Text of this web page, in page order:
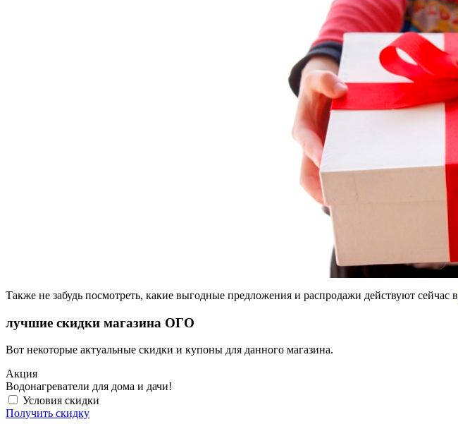
Также не забудь посмотреть, какие выгодные предложения и распродажи действуют сейчас в
лучшие скидки магазина ОГО
Вот некоторые актуальные скидки и купоны для данного магазина.
Акция
Водонагреватели для дома и дачи!
Условия скидки
Получить скидку